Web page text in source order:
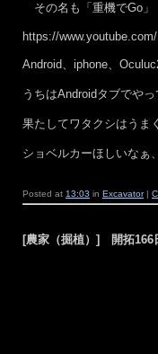
その名も「重機でGo」
https://
Android、iphone、
うちはAndroidタブでやっ
果たしてワタクシはうま
ショベルカーほしいなぁ
Posted at 13:03 in Excavator|
[農家（掘植）] 開拓